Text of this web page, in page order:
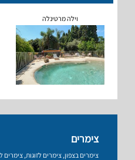
וילה מרטינלה
צימרים
צימרים בצפון, צימרים לזוגות,צימרים